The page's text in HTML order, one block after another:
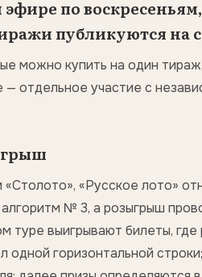
по воскресеньям,
публикуются на
можно купить на один
отдельное участие с
«Русское лото»
№ 3, а розыгрыш
туре выигрывают билеты,
одной горизонтальной